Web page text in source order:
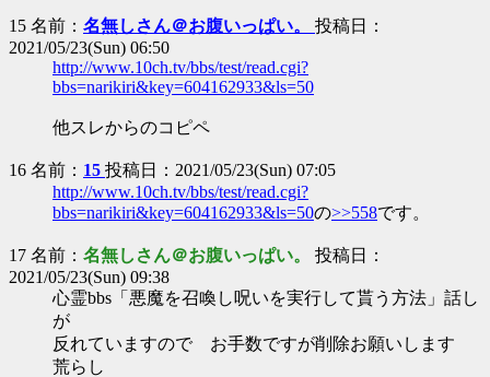
15 名前： 名無しさん＠お腹いっぱい。 投稿日：
2021/05/23(Sun) 06:50
http://www.10ch.tv/bbs/test/read.cgi?
bbs=narikiri&key=604162933&ls=50
他スレからのコピペ
16 名前： 15 投稿日：2021/05/23(Sun) 07:05
http://www.10ch.tv/bbs/test/read.cgi?
bbs=narikiri&key=604162933&ls=50の>>558です。
17 名前： 名無しさん＠お腹いっぱい。 投稿日：
2021/05/23(Sun) 09:38
心霊bbs「悪魔を召喚し呪いを実行して貰う方法」話し
が
反れていますので お手数ですが削除お願いします
荒らし